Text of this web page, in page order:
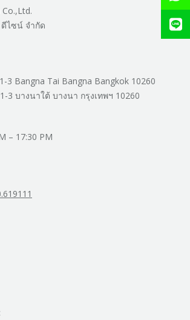
ดีไซน์ จำกัด
3 Bangna Tai Bangna Bangkok 10260
3 บางนาใต้ บางนา กรุงเทพฯ 10260
– 17:30 PM